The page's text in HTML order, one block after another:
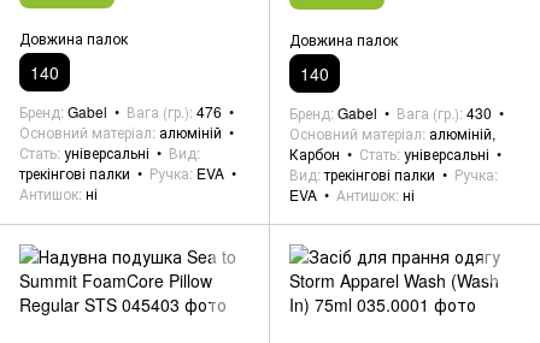
Довжина палок
140
Бренд Gabel Вага (гр.) 476
Основний матеріал алюміній
Стать універсальні
Вид
трекінгові палки
Ручка EVA
Антишок ні
Довжина палок
140
Бренд Gabel Вага (гр.) 430
Основний матеріал алюміній,
Карбон
Стать універсальні
Вид трекінгові палки
Ручка
EVA
Антишок ні